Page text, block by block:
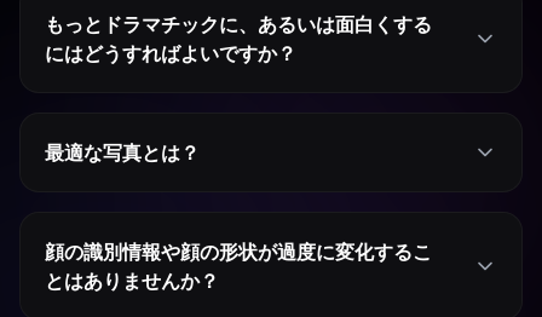
もっとドラマチックに、あるいは面白くする
にはどうすればよいですか？
最適な写真とは？
顔の識別情報や顔の形状が過度に変化するこ
とはありませんか？